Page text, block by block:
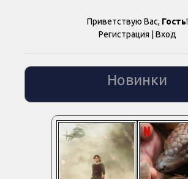
Приветствую Вас, Гость!
Регистрация
Вход
Новинки